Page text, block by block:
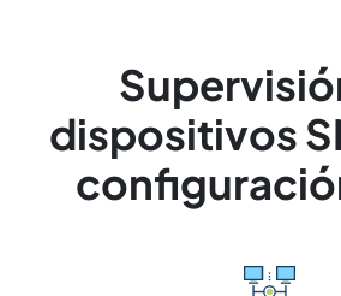
dispositivos